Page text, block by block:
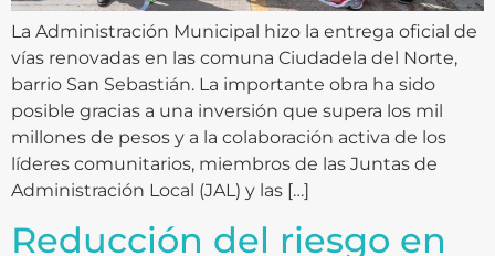
La Administración Municipal hizo la entrega oficial de
vías renovadas en las comuna Ciudadela del Norte,
barrio San Sebastián. La importante obra ha sido
posible gracias a una inversión que supera los mil
millones de pesos y a la colaboración activa de los
líderes comunitarios, miembros de las Juntas de
Administración Local (JAL) y las […]
Reducción del riesgo en